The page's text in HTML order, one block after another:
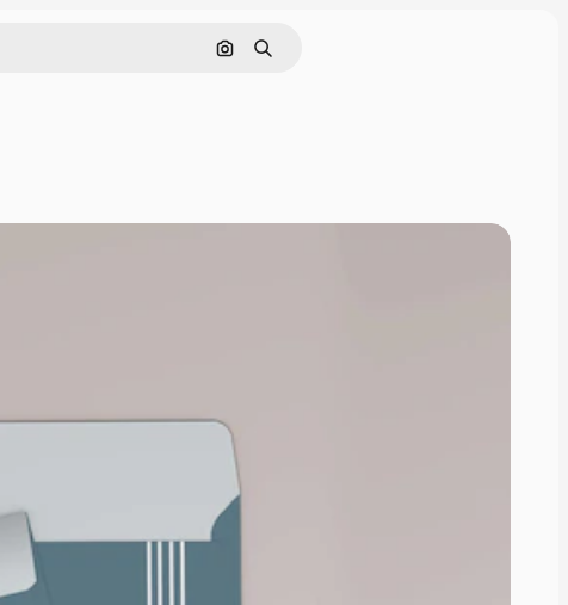
Поиск по изображению
Поиск